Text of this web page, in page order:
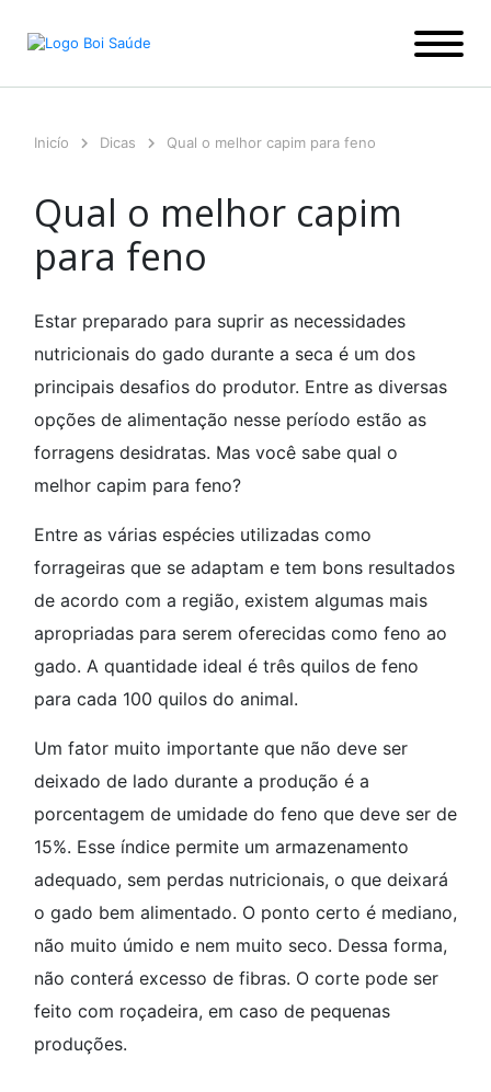
para
Inicío Dicas Qual o melhor capim para feno
Qual o melhor capim
para feno
Estar preparado para suprir as necessidades
nutricionais do gado durante a seca é um dos
principais desafios do produtor. Entre as diversas
opções de alimentação nesse período estão as
forragens desidratas. Mas você sabe qual o
melhor capim para feno?
Entre as várias espécies utilizadas como
forrageiras que se adaptam e tem bons resultados
de acordo com a região, existem algumas mais
apropriadas para serem oferecidas como feno ao
gado. A quantidade ideal é três quilos de feno
para cada 100 quilos do animal.
Um fator muito importante que não deve ser
deixado de lado durante a produção é a
porcentagem de umidade do feno que deve ser de
15%. Esse índice permite um armazenamento
adequado, sem perdas nutricionais, o que deixará
o gado bem alimentado. O ponto certo é mediano,
não muito úmido e nem muito seco. Dessa forma,
não conterá excesso de fibras. O corte pode ser
feito com roçadeira, em caso de pequenas
produções.